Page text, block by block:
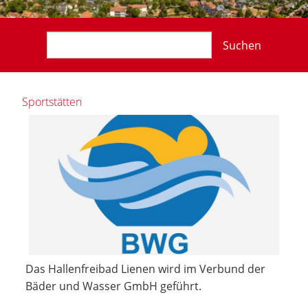
Suchen
Sportstätten
Das Hallenfreibad Lienen wird im Verbund der
Bäder und Wasser GmbH geführt.